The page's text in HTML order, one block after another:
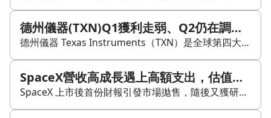
德州儀器(TXN)Q1獲利走弱、Q2仍在調節期，長期需求與龍頭優勢是否撐得住？
德州儀器 Texas Instruments（TXN）是全球第四大半導體企業，也是全球最大的類比與嵌入式晶片製造商，市佔率接近兩成。其終端應用涵蓋工業、汽車電子、馬達控制與消費性電子，業務分散度高，其中工業與車用為主要營收來源。 23Q1 財報顯示，德州儀器營收 43.8 億美元，與市場預期大致相符，較前一季與去年同期下滑；毛利率降至 65.4%，營益率降至 44.2%，皆為兩年來新低，稅後淨利 17.1 億美元，EPS 為 1.85 美元。分業務來看，類比 IC 營收 32.9 億美元，嵌入式處理營收 8.3 億美元；終端市場則以車用表現相對穩健，工業應用止跌，其餘如個人消費電子、通訊設備與企業級系統則仍偏弱。 公司毛利與營益率下滑，主因在於產品組合改變、類比 IC 佔比降低，以及整體出貨與營收減少，使規模經濟效益下降。庫存方面，23Q1 庫存金額升至 32.9 億美元，存貨週轉天數提升至 195 天，接近管理層期望的上緣；同時，公司維持長期資本支出節奏，未見縮手。 展望 23Q2，管理層指出下游庫存調節仍在進行，車用需求相對穩定，但其他終端需求疲軟，抵銷了部分成長。研究團隊因此預估 Q2 營收與 Q1 相近，EPS 約 1.76 美元，並認為 Q2 可能是 2023 年營運低點。若下半年半導體景氣逐步回升，全年營運有望較上半年改善。 綜合來看，德州儀器具備高市佔、產品分散與長期需求基礎等優勢，雖短期仍受總體環境與庫存調整影響，但研究團隊維持對其長期定位與產業需求的正面看法，並將目標價維持在 190 美元，評等為逢低買進。
SpaceX營收高成長遇上高額支出，估值與解禁風險並存
SpaceX 上市後首份財報引發市場拋售，隨後又獲研究機構將評級由持有上調至買入，目標價設為 160 美元。分析師認為，SpaceX 的營收成長速度相當突出，足以部分抵消人工智慧基礎設施支出快速攀升的疑慮。 財報顯示，SpaceX 第二季虧損 5.41 億美元，但營收年增 92%，達到 78 億美元，並高於市場預估的 69.3 億美元。公司於 6 月 12 日以每股 135 美元上市，成為美國歷史上規模最大的 IPO 之一。 分析師 Steven Silver 預估，SpaceX 未來幾年的成長空間仍大，2026 年底年收入可望接近 1000 億美元，2027 年甚至可能達到 1100 億美元。不過，市場也必須留意資本支出壓力，特別是 AI 基礎設施與其他投資成本增加的速度，已成為股價波動的重要原因。 此外，約 9.115 億股內部人士與員工股份近期解禁，可能進一步增加流通股供給與市場波動。整體而言，投資人後續需觀察 SpaceX 是否能把 AI 投資轉化為實際營收成長，以及資本支出、AI 基礎設施利用率等關鍵指標；若成長未能達標，20 倍前瞻銷售估值也可能承受壓力。